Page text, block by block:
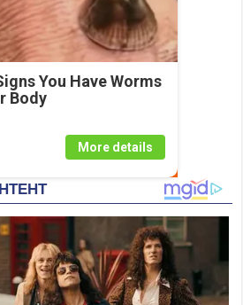
You Have Worms
Body
More details